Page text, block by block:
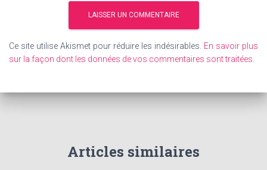
Ce site utilise Akismet pour réduire les indésirables. En savoir plus
sur la façon dont les données de vos commentaires sont traitées
Articles similaires